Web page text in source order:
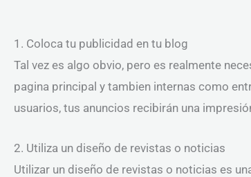
1. Coloca tu publicidad en tu blog
Tal vez es algo obvio, pero es realmente
pagina principal y tambien internas como
usuarios, tus anuncios recibirán una
2. Utiliza un diseño de revistas o noticias
Utilizar un diseño de revistas o noticias es